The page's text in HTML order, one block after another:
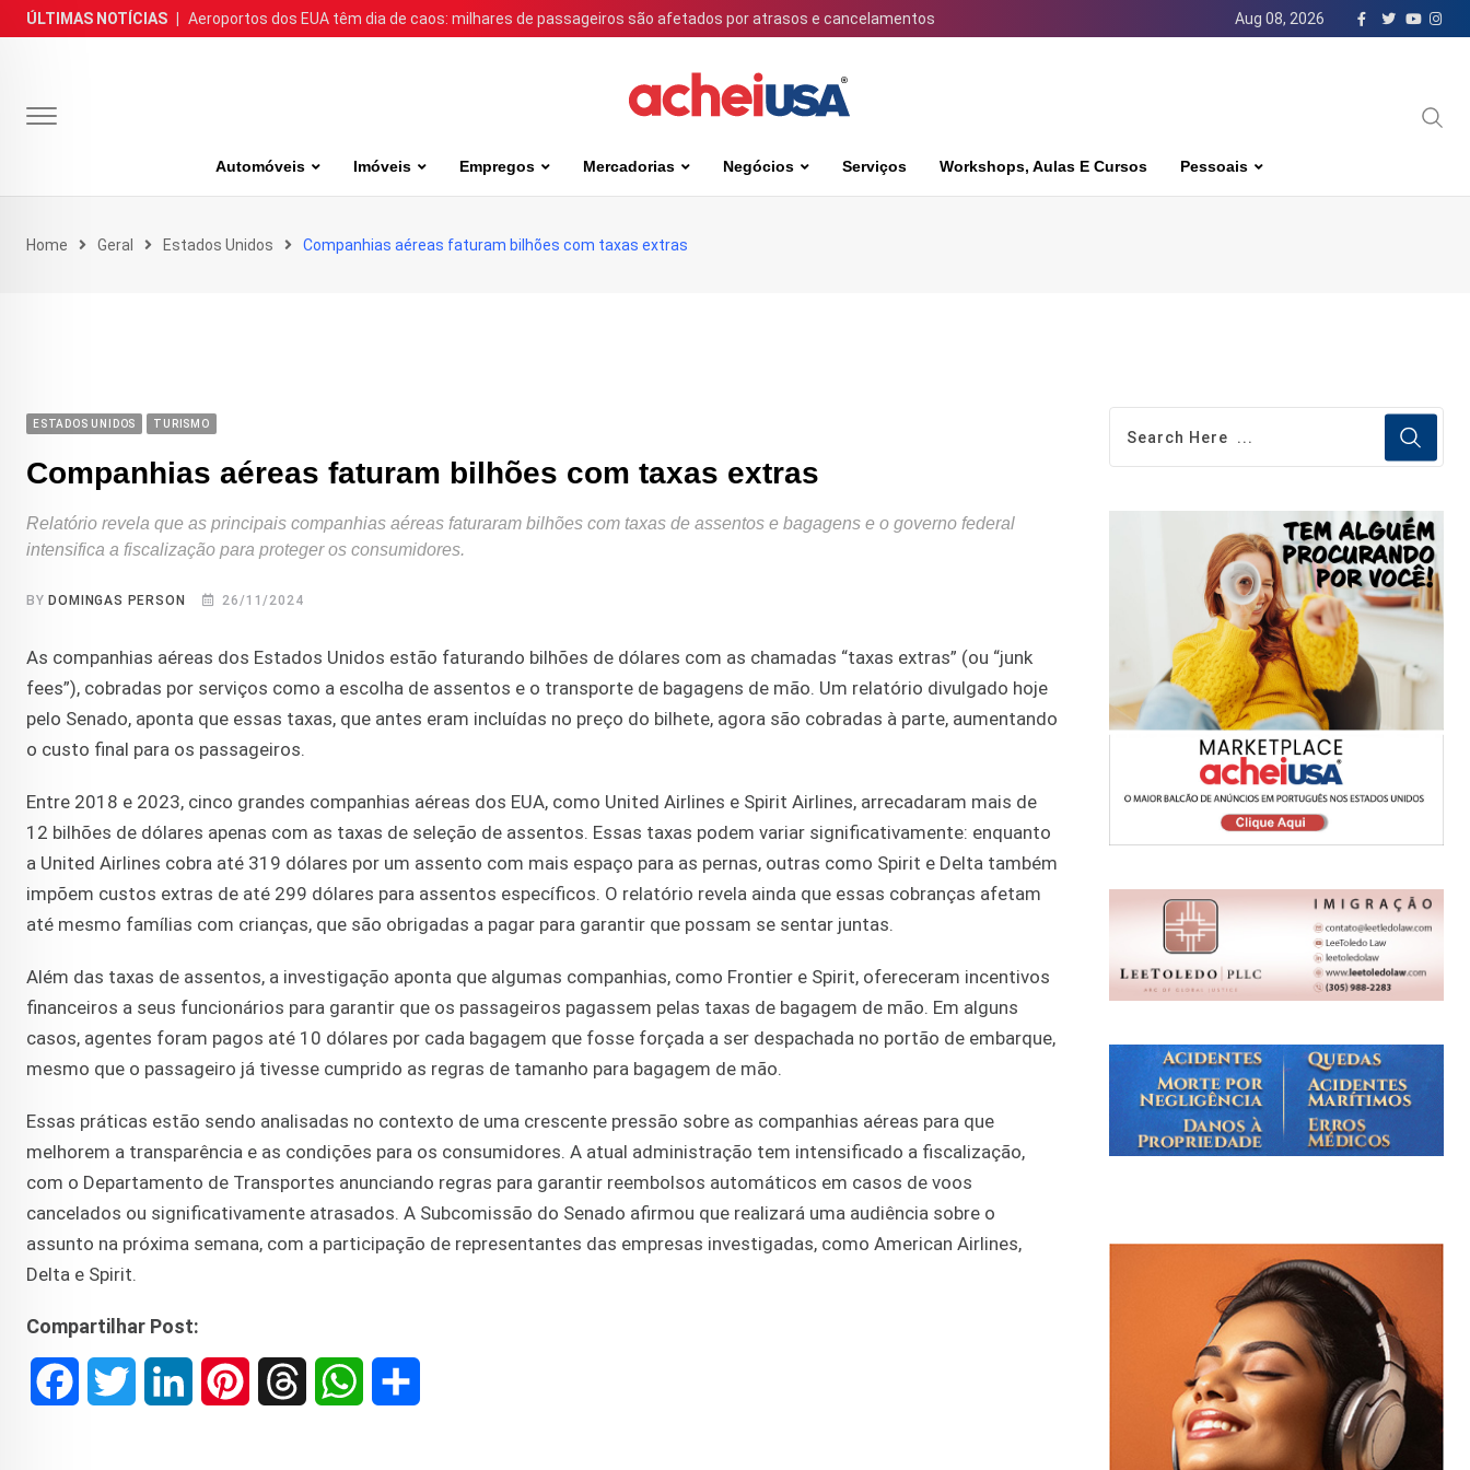
Skip
to
ÚLTIMAS NOTÍCIAS Aeroportos dos EUA têm dia de caos: milhares de passageiros são afetados por atrasos e cancelamentos Aug 08, 2026
Automóveis Imóveis Empregos Mercadorias Negócios Serviços Workshops, Aulas E Cursos Pessoais
Home Geral Estados Unidos Companhias aéreas faturam bilhões com taxas extras
ESTADOS UNIDOS TURISMO
Companhias aéreas faturam bilhões com taxas extras
Relatório revela que as principais companhias aéreas faturaram bilhões com taxas de assentos e bagagens e o governo federal
intensifica a fiscalização para proteger os consumidores.
BY DOMINGAS PERSON 26/11/2024
As companhias aéreas dos Estados Unidos estão faturando bilhões de dólares com as chamadas “taxas extras” (ou “junk
fees”), cobradas por serviços como a escolha de assentos e o transporte de bagagens de mão. Um relatório divulgado hoje
pelo Senado, aponta que essas taxas, que antes eram incluídas no preço do bilhete, agora são cobradas à parte, aumentando
o custo final para os passageiros.
Entre 2018 e 2023, cinco grandes companhias aéreas dos EUA, como United Airlines e Spirit Airlines, arrecadaram mais de
12 bilhões de dólares apenas com as taxas de seleção de assentos. Essas taxas podem variar significativamente: enquanto
a United Airlines cobra até 319 dólares por um assento com mais espaço para as pernas, outras como Spirit e Delta também
impõem custos extras de até 299 dólares para assentos específicos. O relatório revela ainda que essas cobranças afetam
até mesmo famílias com crianças, que são obrigadas a pagar para garantir que possam se sentar juntas.
Além das taxas de assentos, a investigação aponta que algumas companhias, como Frontier e Spirit, ofereceram incentivos
financeiros a seus funcionários para garantir que os passageiros pagassem pelas taxas de bagagem de mão. Em alguns
casos, agentes foram pagos até 10 dólares por cada bagagem que fosse forçada a ser despachada no portão de embarque,
mesmo que o passageiro já tivesse cumprido as regras de tamanho para bagagem de mão.
Essas práticas estão sendo analisadas no contexto de uma crescente pressão sobre as companhias aéreas para que
melhorem a transparência e as condições para os consumidores. A atual administração tem intensificado a fiscalização,
com o Departamento de Transportes anunciando regras para garantir reembolsos automáticos em casos de voos
cancelados ou significativamente atrasados. A Subcomissão do Senado afirmou que realizará uma audiência sobre o
assunto na próxima semana, com a participação de representantes das empresas investigadas, como American Airlines,
Delta e Spirit.
Compartilhar Post: